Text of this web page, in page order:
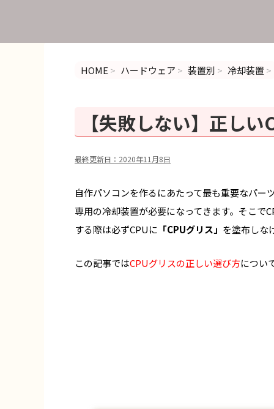
HOME > ハードウェア > 装置別 > 冷却装置 >
【失敗しない】正し
最終更新日： 2020年11月8日
自作パソコンを作るにあたって最も重要なパー
専用の冷却装置が必要になってきます。そこで
する際は必ずCPUに 「CPUグリス 」 を塗布しな
この記事ではCPUグリスの正しい選び方につい